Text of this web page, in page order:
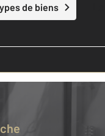
de biens